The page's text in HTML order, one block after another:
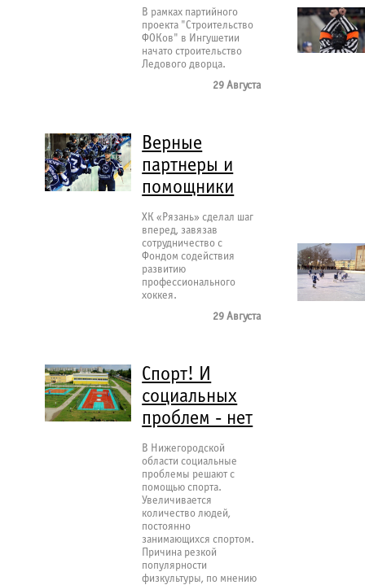
В рамках партийного
проекта "Строительство
ФОКов" в Ингушетии
начато строительство
Ледового дворца.
29 Августа
Верные
партнеры и
помощники
ХК «Рязань» сделал шаг
вперед, завязав
сотрудничество с
Фондом содействия
развитию
профессионального
хоккея.
29 Августа
Спорт! И
социальных
проблем - нет
В Нижегородской
области социальные
проблемы решают с
помощью спорта.
Увеличивается
количество людей,
постоянно
занимающихся спортом.
Причина резкой
популярности
физкультуры, по мнению